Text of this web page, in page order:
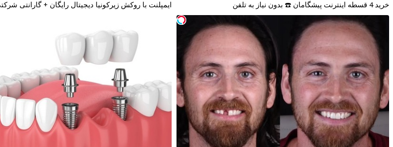
خرید 4 قسطه اینترنت پیشگامان ☎️ بدون نیاز به تلفن ایمپلنت با روکش زیرکونیا دیجیتال رایگان + گارانتی